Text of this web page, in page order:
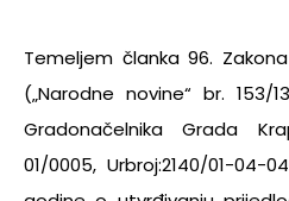
Temeljem članka 96.
(„Narodne novine“ br.
Gradonačelnika Grada
01/0005, Urbroj:2140/01-04-